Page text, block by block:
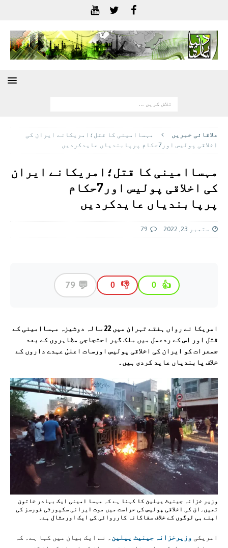
علاقائی خبريں
مہساامینی کا قتل؛امریکانے ایران کی
اخلاقی پولیس اور7حکام پرپابندیاں عایدکردیں
مہساامینی کا قتل؛امریکانے ایران
کی اخلاقی پولیس اور7حکام
پرپابندیاں عایدکردیں
ستمبر 23, 2022 79
👍
0
👎
0
💬
79
امریکا نے رواں ہفتے تہران میں 22 سالہ دوشیزہ مہساامینی کے
قتل اور اس کے ردعمل میں ملک گیر احتجاجی مظاہروں کے بعد
جمعرات کو ایران کی اخلاقی پولیس اورسات اعلیٰ عہدے داروں کے
خلاف پابندیاں عاید کردی ہیں۔
وزیر خزانہ جینیٹ ییلین کا کہنا ہے کہ مہسا امینی ایک بہادر خاتون
تھیں۔ان کی اخلاقی پولیس کی حراست میں موت ایرانی سکیورٹی فورسز کی
اپنے ہی لوگوں کے خلاف سفاکانہ کارروائی کی ایک اورمثال ہے۔
امریکی وزیرخزانہ جینیٹ ییلین ۔ نے ایک بیان میں کہا ہے۔ کہ